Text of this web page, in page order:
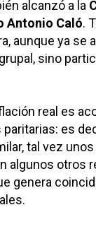
alcanzó a la
Antonio Caló.
aunque ya se
sino
real es
es
tal vez
algunos otros
genera